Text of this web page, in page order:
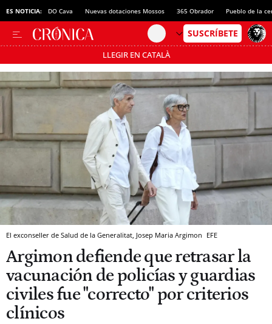
ES NOTICIA:
ERC Girona DO Cava Nuevas dotaciones Mossos 365 Obrador Pueblo de la
LLEGIR EN CATALÀ
Pásate al MODO AHORRO
El exconseller de Salud de la Generalitat, Josep Maria Argimon EFE
Argimon defiende que retrasar la
vacunación de policías y guardias
civiles fue "correcto" por criterios
clínicos